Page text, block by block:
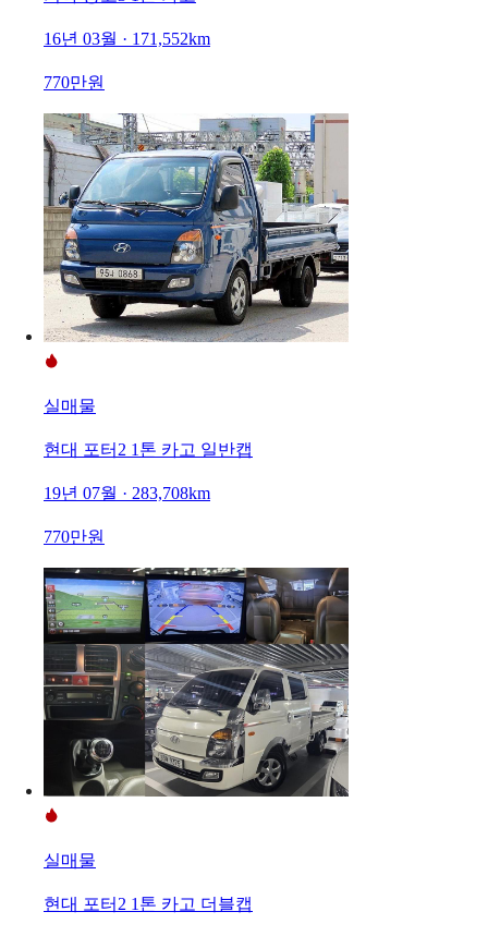
16년 03월 · 171,552km
770만원
실매물
현대 포터2 1톤 카고 일반캡
19년 07월 · 283,708km
770만원
실매물
현대 포터2 1톤 카고 더블캡